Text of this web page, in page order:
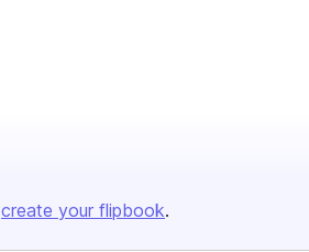
create your flipbook.